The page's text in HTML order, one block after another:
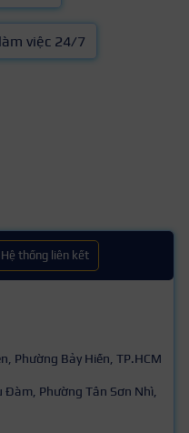
việc 24/7
Hệ thống liên kết
Phường Bảy Hiền, TP.HCM
Đàm, Phường Tân Sơn Nhì,